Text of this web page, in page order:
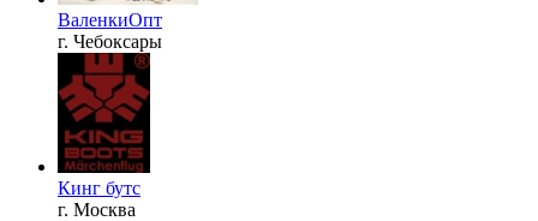
ВаленкиОпт
г. Чебоксары
Кинг бутс
г. Москва